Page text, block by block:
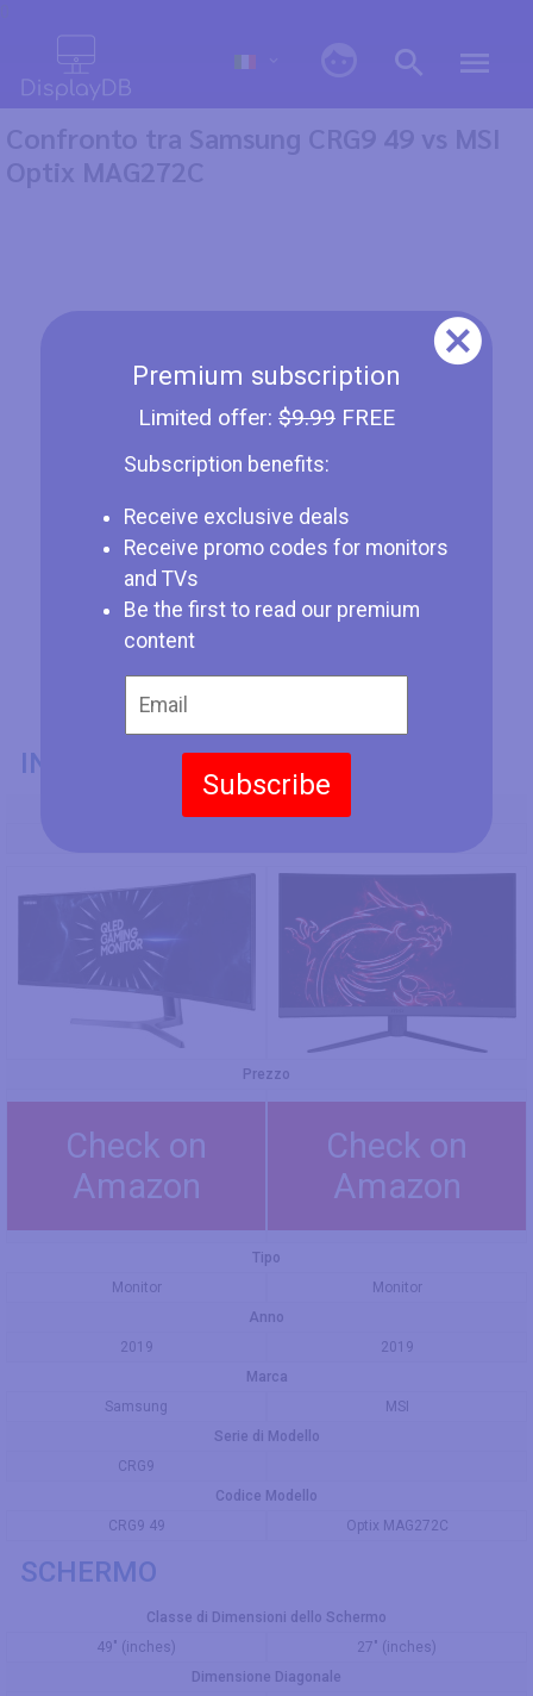
Premium subscription
Limited offer: $9.99FREE
Subscription benefits:
Receive exclusive deals
Receive promo codes for monitors
and TVs
Be the first to read our premium
content
Subscribe
Confronto tra Samsung CRG9 49 vs MSI
Optix MAG272C
INFORMAZIONI GENERALI
Prezzo
Check on
Amazon
Check on
Amazon
Tipo
Monitor
Monitor
Anno
2019
2019
Marca
Samsung
MSI
Serie di Modello
CRG9
Codice Modello
CRG9 49
Optix MAG272C
SCHERMO
Classe di Dimensioni dello Schermo
49" (inches)
27" (inches)
Dimensione Diagonale